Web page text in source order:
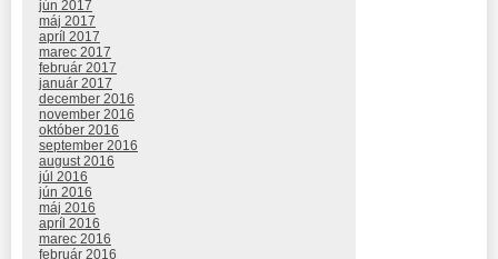
jún 2017
máj 2017
apríl 2017
marec 2017
február 2017
január 2017
december 2016
november 2016
október 2016
september 2016
august 2016
júl 2016
jún 2016
máj 2016
apríl 2016
marec 2016
február 2016